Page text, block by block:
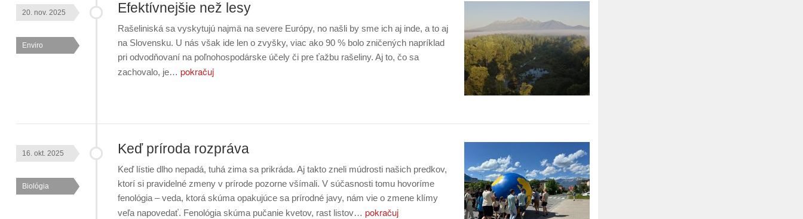
Efektívnejšie než lesy
20. nov. 2025
Enviro
Rašeliniská sa vyskytujú najmä na severe Európy, no našli by sme ich aj inde, a to aj
na Slovensku. U nás však ide len o zvyšky, viac ako 90 % bolo zničených napríklad
pri odvodňovaní na poľnohospodárske účely či pre ťažbu rašeliny. Aj to, čo sa
zachovalo, je… pokračuj
Keď príroda rozpráva
16. okt. 2025
Biológia
Keď lístie dlho nepadá, tuhá zima sa prikráda. Aj takto zneli múdrosti našich predkov,
ktorí si pravidelné zmeny v prírode pozorne všímali. V súčasnosti tomu hovoríme
fenológia – veda, ktorá skúma opakujúce sa prírodné javy, nám vie o zmene klímy
veľa napovedať. Fenológia skúma pučanie kvetov, rast listov… pokračuj